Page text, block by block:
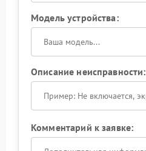
Модель устройства:
Описание неисправности:
Комментарий к заявке: